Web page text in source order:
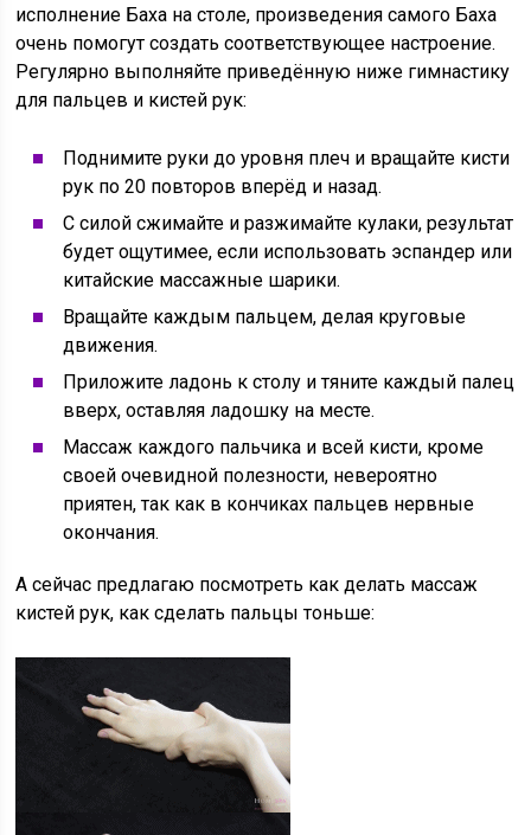
исполнение Баха на столе, произведения самого Баха
очень помогут создать соответствующее настроение.
Регулярно выполняйте приведённую ниже гимнастику
для пальцев и кистей рук:
Поднимите руки до уровня плеч и вращайте кисти
рук по 20 повторов вперёд и назад.
С силой сжимайте и разжимайте кулаки, результат
будет ощутимее, если использовать эспандер или
китайские массажные шарики.
Вращайте каждым пальцем, делая круговые
движения.
Приложите ладонь к столу и тяните каждый палец
вверх, оставляя ладошку на месте.
Массаж каждого пальчика и всей кисти, кроме
своей очевидной полезности, невероятно
приятен, так как в кончиках пальцев нервные
окончания.
А сейчас предлагаю посмотреть как делать массаж
кистей рук, как сделать пальцы тоньше: